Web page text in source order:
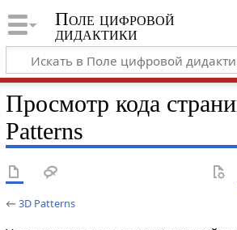
Поле цифровой
дидактики
Просмотр кода
Patterns
←3D Patterns